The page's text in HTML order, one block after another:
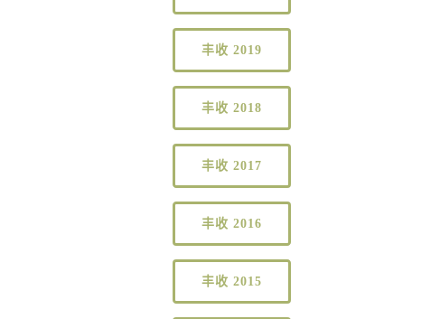
丰收 2019
丰收 2018
丰收 2017
丰收 2016
丰收 2015